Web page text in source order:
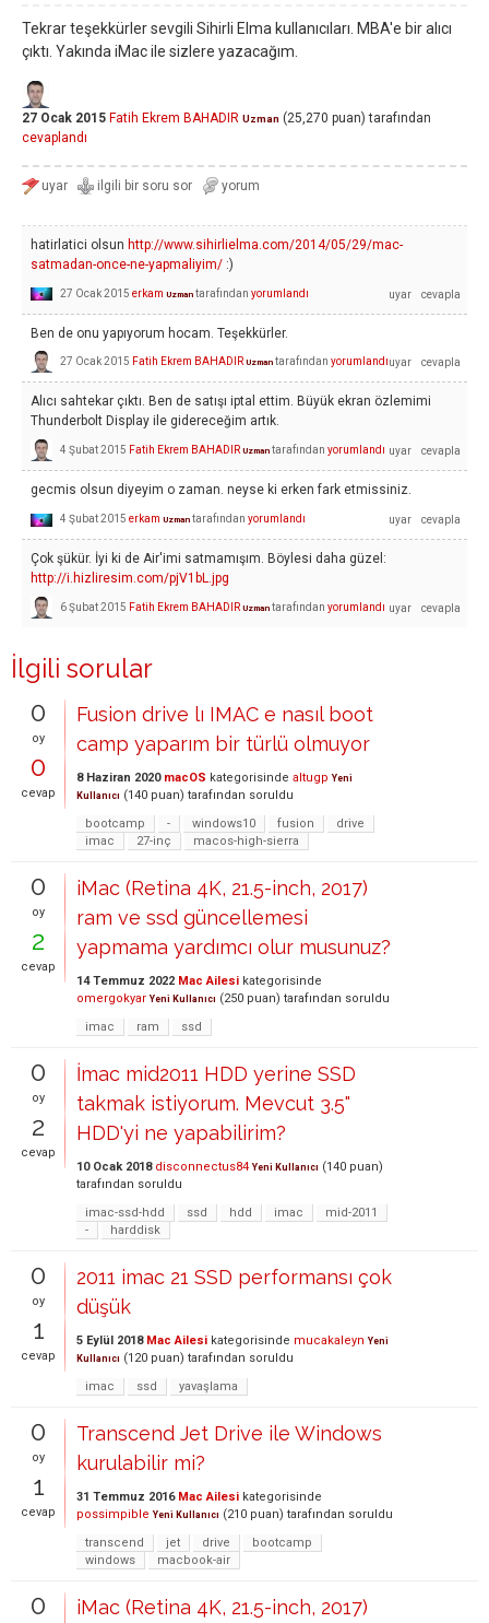
Tekrar teşekkürler sevgili Sihirli Elma kullanıcıları. MBA'e bir alıcı
çıktı. Yakında iMac ile sizlere yazacağım.
27 Ocak 2015 Fatih Ekrem BAHADIR Uzman (25,270 puan) tarafından
cevaplandı
hatirlatici olsun http://www.sihirlielma.com/2014/05/29/mac-
satmadan-once-ne-yapmaliyim/ :)
27 Ocak 2015 erkam Uzman tarafından yorumlandı
Ben de onu yapıyorum hocam. Teşekkürler.
27 Ocak 2015 Fatih Ekrem BAHADIR Uzman tarafından yorumlandı
Alıcı sahtekar çıktı. Ben de satışı iptal ettim. Büyük ekran özlemimi
Thunderbolt Display ile gidereceğim artık.
4 Şubat 2015 Fatih Ekrem BAHADIR Uzman tarafından yorumlandı
gecmis olsun diyeyim o zaman. neyse ki erken fark etmissiniz.
4 Şubat 2015 erkam Uzman tarafından yorumlandı
Çok şükür. İyi ki de Air'imi satmamışım. Böylesi daha güzel:
http://i.hizliresim.com/pjV1bL.jpg
6 Şubat 2015 Fatih Ekrem BAHADIR Uzman tarafından yorumlandı
İlgili sorular
0
oy
0
cevap
Fusion drive lı IMAC e nasıl boot
camp yaparım bir türlü olmuyor
8 Haziran 2020 macOS kategorisinde altugp Yeni
Kullanıcı (140 puan) tarafından soruldu
bootcamp
- windows10 fusion
drive
imac
27-inç macos-high-sierra
0
oy
2
cevap
iMac (Retina 4K, 21.5-inch, 2017)
ram ve ssd güncellemesi
yapmama yardımcı olur musunuz?
14 Temmuz 2022 Mac Ailesi kategorisinde
omergokyar Yeni Kullanıcı (250 puan) tarafından soruldu
imac
ram ssd
0
oy
2
cevap
İmac mid2011 HDD yerine SSD
takmak istiyorum. Mevcut 3.5"
HDD'yi ne yapabilirim?
10 Ocak 2018 disconnectus84 Yeni Kullanıcı (140 puan)
tarafından soruldu
imac-ssd-hdd
ssd hdd imac
mid-2011
-
harddisk
0
oy
1
cevap
2011 imac 21 SSD performansı çok
düşük
5 Eylül 2018 Mac Ailesi kategorisinde mucakaleyn Yeni
Kullanıcı (120 puan) tarafından soruldu
imac
ssd yavaşlama
0
oy
1
cevap
Transcend Jet Drive ile Windows
kurulabilir mi?
31 Temmuz 2016 Mac Ailesi kategorisinde
possimpible Yeni Kullanıcı (210 puan) tarafından soruldu
transcend
jet drive
bootcamp
windows
macbook-air
0
iMac (Retina 4K, 21.5-inch, 2017)